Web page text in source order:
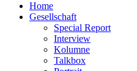
Home
Gesellschaft
Special Report
Interview
Kolumne
Talkbox